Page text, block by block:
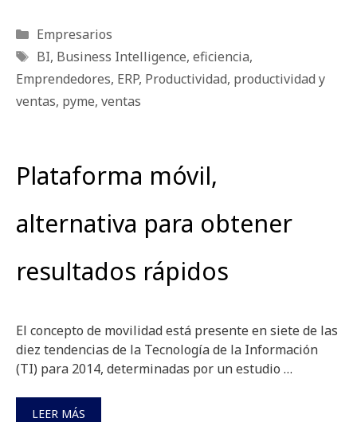
Categorías
Empresarios
Etiquetas
BI, Business Intelligence, eficiencia,
Emprendedores, ERP, Productividad, productividad y
ventas, pyme, ventas
Plataforma móvil,
alternativa para obtener
resultados rápidos
El concepto de movilidad está presente en siete de las
diez tendencias de la Tecnología de la Información
(TI) para 2014, determinadas por un estudio …
LEER MÁS